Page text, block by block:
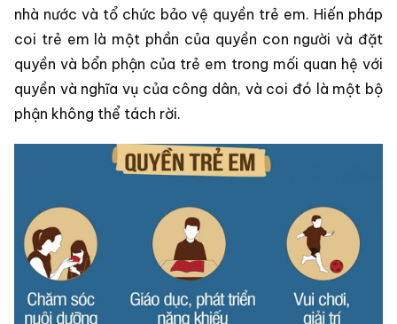
nhà nước và tổ chức bảo vệ quyền trẻ em. Hiến pháp
coi trẻ em là một phần của quyền con người và đặt
quyền và bổn phận của trẻ em trong mối quan hệ với
quyền và nghĩa vụ của công dân, và coi đó là một bộ
phận không thể tách rời.